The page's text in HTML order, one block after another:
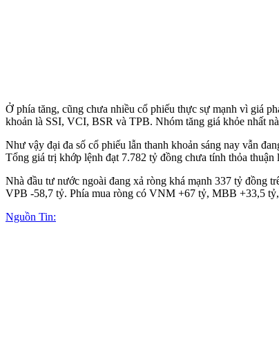
Ở phía tăng, cũng chưa nhiều cổ phiếu thực sự mạnh vì giá
khoản là SSI, VCI, BSR và TPB. Nhóm tăng giá khỏe nhất
Như vậy đại đa số cổ phiếu lẫn thanh khoản sáng nay vẫn
Tổng giá trị khớp lệnh đạt 7.782 tỷ đồng chưa tính thỏa
Nhà đầu tư nước ngoài đang xả ròng khá mạnh 337 tỷ đồng
VPB -58,7 tỷ. Phía mua ròng có VNM +67 tỷ, MBB +33,5
Nguồn Tin: